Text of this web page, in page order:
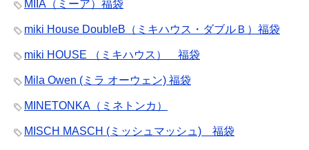
MIIA（ミーア）福袋
miki House DoubleB（ミキハウス・ダブルＢ）福袋
miki HOUSE （ミキハウス） 福袋
Mila Owen (ミラ オーウェン) 福袋
MINETONKA（ミネトンカ）
MISCH MASCH (ミッシュマッシュ) 福袋